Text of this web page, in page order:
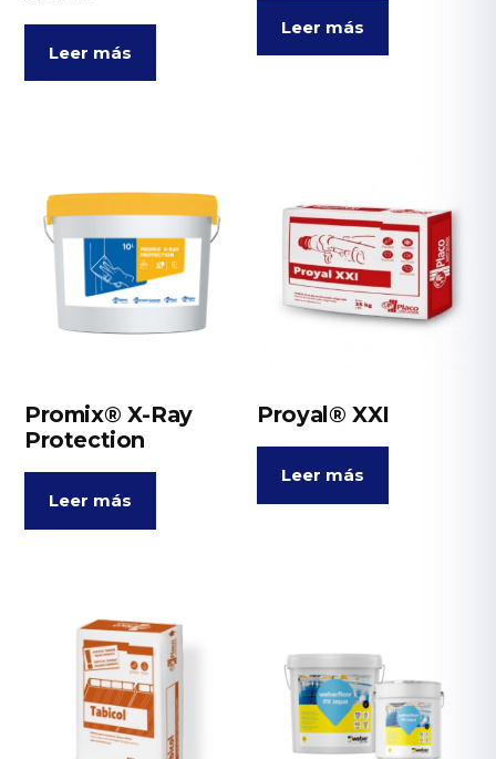
Leer más
Leer más
Promix® X-Ray
Protection
Leer más
Proyal® XXI
Leer más